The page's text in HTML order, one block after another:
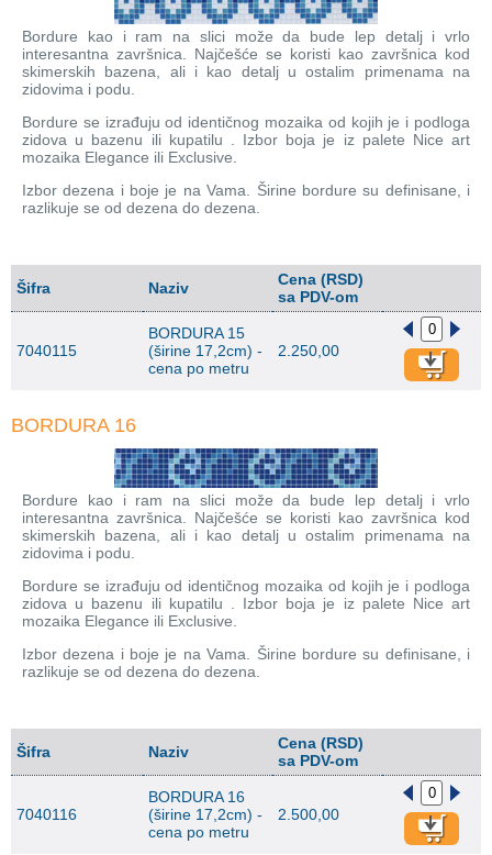
Bordure kao i ram na slici može da bude lep detalj i vrlo
interesantna završnica. Najčešće se koristi kao završnica kod
skimerskih bazena, ali i kao detalj u ostalim primenama na
zidovima i podu.
Bordure se izrađuju od identičnog mozaika od kojih je i podloga
zidova u bazenu ili kupatilu . Izbor boja je iz palete Nice art
mozaika Elegance ili Exclusive.
Izbor dezena i boje je na Vama. Širine bordure su definisane, i
razlikuje se od dezena do dezena.
Šifra Naziv
Cena (RSD)
sa PDV-om
7040115
BORDURA 15
(širine 17,2cm) -
cena po metru
2.250,00
BORDURA 16
Bordure kao i ram na slici može da bude lep detalj i vrlo
interesantna završnica. Najčešće se koristi kao završnica kod
skimerskih bazena, ali i kao detalj u ostalim primenama na
zidovima i podu.
Bordure se izrađuju od identičnog mozaika od kojih je i podloga
zidova u bazenu ili kupatilu . Izbor boja je iz palete Nice art
mozaika Elegance ili Exclusive.
Izbor dezena i boje je na Vama. Širine bordure su definisane, i
razlikuje se od dezena do dezena.
Šifra Naziv
Cena (RSD)
sa PDV-om
7040116
BORDURA 16
(širine 17,2cm) -
cena po metru
2.500,00